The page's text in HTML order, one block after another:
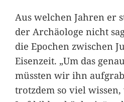
Aus welchen Jahren er
der Archäologe nicht
die Epochen zwischen
Eisenzeit. „Um das
müssten wir ihn
trotzdem so viel